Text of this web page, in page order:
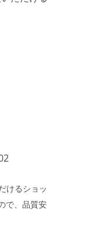
けるショッ
で、品質安